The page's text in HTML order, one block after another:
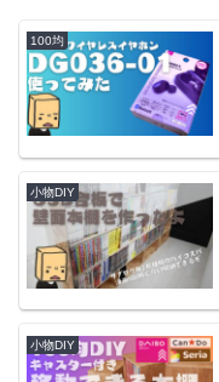
100均
小物DIY
小物DIY